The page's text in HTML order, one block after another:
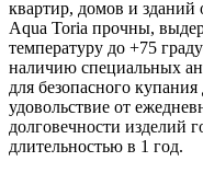
квартир, домов и зданий
Aqua Toria прочны,
температуру до +75
наличию специальных
для безопасного
удовольствие от
долговечности изделий
длительностью в 1 год.